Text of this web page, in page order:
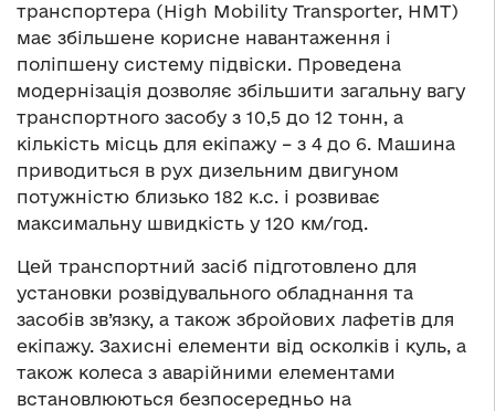
транспортера (High Mobility Transporter, HMT)
має збільшене корисне навантаження і
поліпшену систему підвіски. Проведена
модернізація дозволяє збільшити загальну вагу
транспортного засобу з 10,5 до 12 тонн, а
кількість місць для екіпажу – з 4 до 6. Машина
приводиться в рух дизельним двигуном
потужністю близько 182 к.с. і розвиває
максимальну швидкість у 120 км/год.
Цей транспортний засіб підготовлено для
установки розвідувального обладнання та
засобів зв’язку, а також збройових лафетів для
екіпажу. Захисні елементи від осколків і куль, а
також колеса з аварійними елементами
встановлюються безпосередньо на